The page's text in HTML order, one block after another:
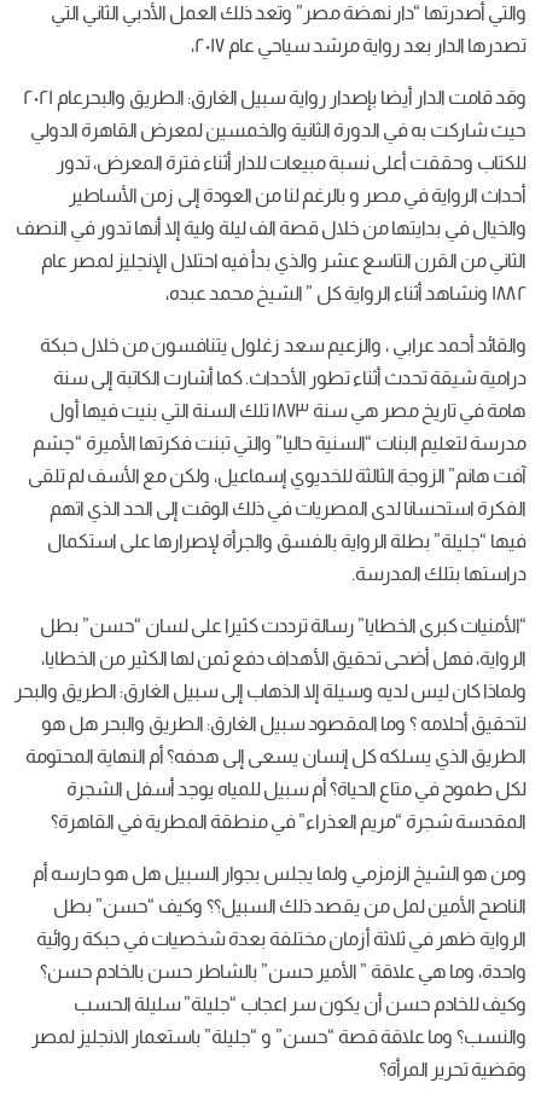
والتي أصدرتها “دار نهضة مصر” وتعد ذلك العمل الأدبي الثاني التي
تصدرها الدار بعد رواية مرشد سياحي عام ٢٠١٧،
وقد قامت الدار أيضا بإصدار رواية ‫سبيل الغارق: الطريق والبحر‬عام ٢٠٢١
حيث شاركت به في الدورة الثانية والخمسين لمعرض القاهرة الدولي
للكتاب وحققت أعلى نسبة مبيعات للدار أثناء فترة المعرض، تدور
أحداث الرواية في مصر و بالرغم لنا من العودة إلى زمن الأساطير
والخيال في بدايتها من خلال قصة الف ليلة ولية إلا أنها تدور في النصف
الثاني من القرن التاسع عشر والذي بدأ فيه احتلال الإنجليز لمصر عام
١٨٨٢ ونشاهد أثناء الرواية كل ” الشيخ محمد عبده،
والقائد أحمد عرابي ، والزعيم سعد زغلول يتنافسون من خلال حبكة
درامية شيقة تحدث أثناء تطور الأحداث. كما أشارت الكاتبة إلى سنة
هامة في تاريخ مصر هي سنة ١٨٧٣ تلك السنة التي بنيت فيها أول
مدرسة لتعليم البنات “السنية حاليا” والتي تبنت فكرتها الأميرة “چشم
آفت هانم” الزوجة الثالثة للخديوي إسماعيل، ولكن مع الأسف لم تلقى
الفكرة استحسانا لدى المصريات في ذلك الوقت إلى الحد الذي اتهم
فيها “جليلة” بطلة الرواية بالفسق والجرأة لإصرارها على استكمال
دراستها بتلك المدرسة.
“الأمنيات كبرى الخطايا” رسالة ترددت كثيرا على لسان “حسن” بطل
الرواية، فهل أضحى تحقيق الأهداف دفع ثمن لها الكثير من الخطايا،
ولماذا كان ليس لديه وسيلة إلا الذهاب إلى ‫سبيل الغارق: الطريق والبحر‬
لتحقيق أحلامه ؟ وما المقصود ‫سبيل الغارق: الطريق والبحر‬ هل هو
الطريق الذي يسلكه كل إنسان يسعى إلى هدفه؟ أم النهاية المحتومة
لكل طموح في متاع الحياة؟ أم سبيل للمياه يوجد أسفل الشجرة
المقدسة شجرة “مريم العذراء” في منطقة المطرية في القاهرة؟
ومن هو الشيخ الزمزمي ولما يجلس بجوار السبيل هل هو حارسه أم
الناصح الأمين لمل من يقصد ذلك السبيل؟؟ وكيف “حسن” بطل
الرواية ظهر في ثلاثة أزمان مختلفة بعدة شخصيات في حبكة روائية
واحدة، وما هي علاقة ” الأمير حسن” بالشاطر حسن بالخادم حسن؟
وكيف للخادم حسن أن يكون سر اعجاب “جليلة” سليلة الحسب
والنسب؟ وما علاقة قصة “حسن” و “جليلة” باستعمار الانجليز لمصر
وقضية تحرير المرأة؟